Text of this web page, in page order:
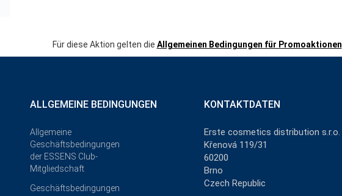
Für diese Aktion gelten die Allgemeinen Bedingungen für Promoaktionen
ALLGEMEINE BEDINGUNGEN
Allgemeine
Geschäftsbedingungen
der ESSENS Club-
Mitgliedschaft
Geschäftsbedingungen
KONTAKTDATEN
Erste cosmetics distribution s.r.o.
Křenová 119/31
60200
Brno
Czech Republic